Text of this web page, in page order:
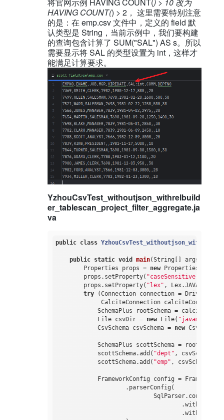
将官网示例 HAVING COUNT() > 10 改为
HAVING COUNT() > 2， 这里需要特别注意
的是：在 emp.csv 文件中，定义的 field 默
认类型是 String，当前示例中，我们要构建
的查询包含计算了 SUM("SAL") AS s。所以
需要显示将 SAL 的类型设置为 int，这样才
能满足计算要求。
YzhouCsvTest_withoutjson_withrelbuild
er_tablescan_project_filter_aggregate.ja
va
public class
public static void main(String[] args)
        Properties props =
new Properties();
        props.setProperty(
"caseSensitive"
        props.setProperty(
"lex" ,
try (Connection connection =
CalciteConnection
SchemaPlus rootSchema =
            File csvDir =
new File( "javamain-
            CsvSchema csvSchema =
new
SchemaPlus scottSchema =
            scottSchema.add(
"dept" ,
            scottSchema.add(
"emp" ,
FrameworkConfig config =
                    .parserConfig(
                            SqlParser.config()